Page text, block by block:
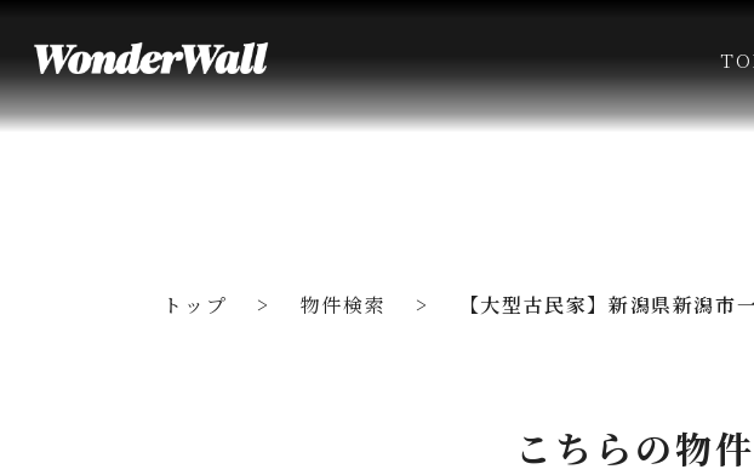
トップ 物件検索 【大型古民家】新潟県新潟市
こちらの物